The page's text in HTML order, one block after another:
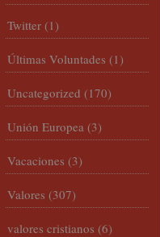
Twitter (1)
Últimas Voluntades (1)
Uncategorized (170)
Unión Europea (3)
Vacaciones (3)
Valores (307)
valores cristianos (6)